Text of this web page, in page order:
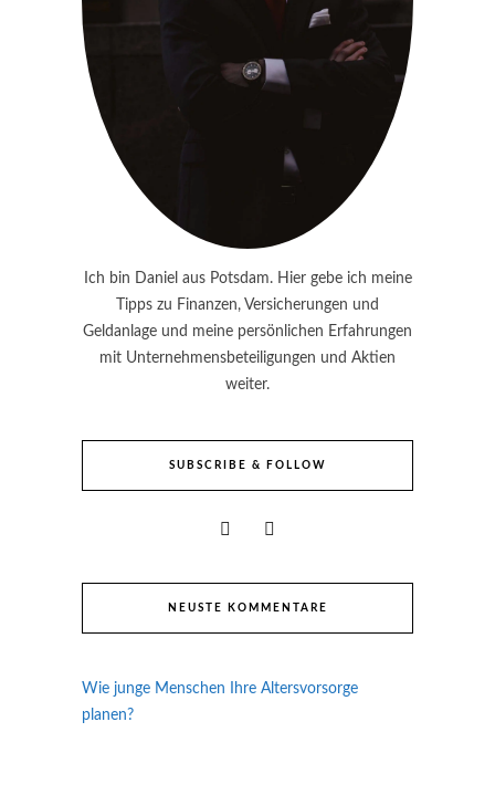
Ich bin Daniel aus Potsdam. Hier gebe ich meine
Tipps zu Finanzen, Versicherungen und
Geldanlage und meine persönlichen Erfahrungen
mit Unternehmensbeteiligungen und Aktien
weiter.
SUBSCRIBE & FOLLOW
NEUSTE KOMMENTARE
Wie junge Menschen Ihre Altersvorsorge
planen?